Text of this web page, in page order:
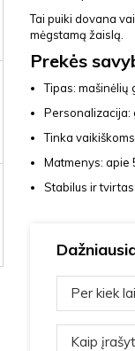
Tai puiki dovana
mėgstamą žaislą.
Prekės
Tipas: mašinėlių
Personalizacija:
Tinka
Matmenys: apie
Stabilus ir
Per kiek
Kaip